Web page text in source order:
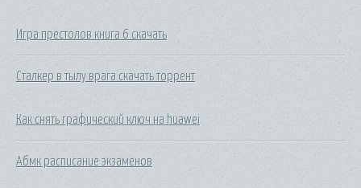
Игра престолов книга 6 скачать
Сталкер в тылу врага скачать торрент
Как снять графический ключ на huawei
Абмк расписание экзаменов